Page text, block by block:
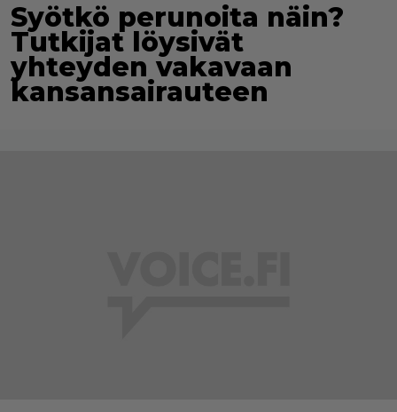
Syötkö perunoita näin?
Tutkijat löysivät
yhteyden vakavaan
kansansairauteen